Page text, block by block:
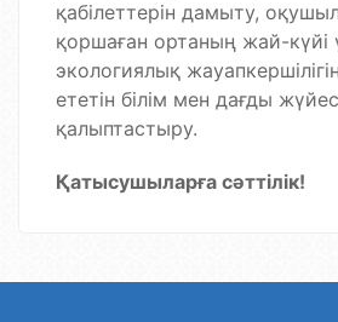
қабілеттерін дамыту,
қоршаған ортаның жай-күйі
экологиялық
ететін білім мен дағды
қалыптастыру.
Қатысушыларға сәттілік!